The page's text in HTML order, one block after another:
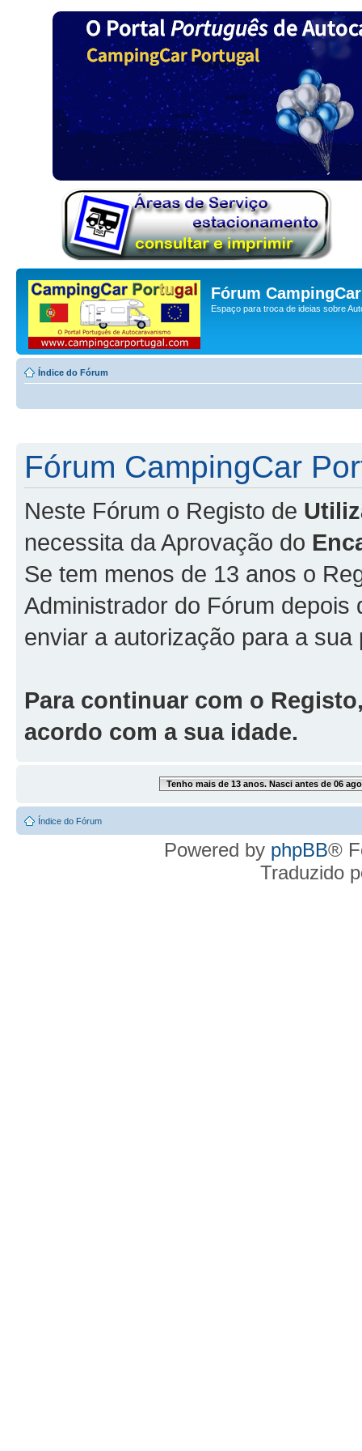
Fórum
Espaço para troca de ideias sobre
Índice do Fórum
Fórum CampingCar
Neste Fórum o Registo de
necessita da Aprovação do
Se tem menos de 13 anos o
Administrador do Fórum
enviar a autorização para a sua
Para continuar com o
acordo com a sua idade.
Tenho mais de 13 anos. Nasci antes de 06 ago
Índice do Fórum
Powered by phpBB®
Traduzido